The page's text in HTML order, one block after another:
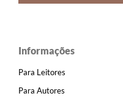
Informações
Para Leitores
Para Autores